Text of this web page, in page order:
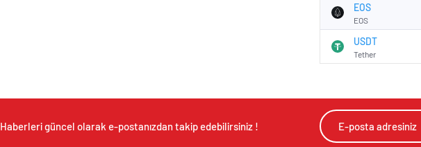
EOS
EOS
USDT
Tether
Haberleri güncel olarak e-postanızdan takip edebilirsiniz !